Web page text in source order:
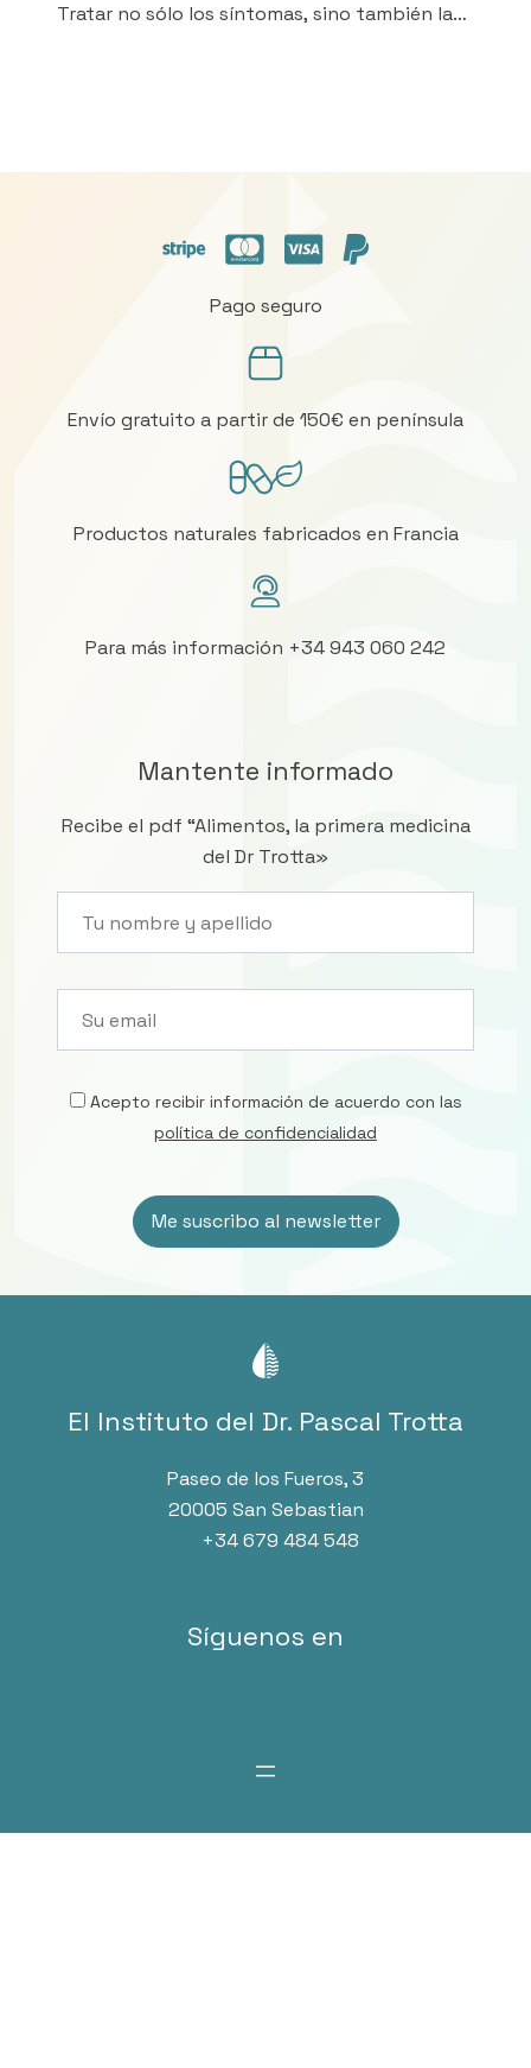
Tratar no sólo los síntomas, sino también las
Pago seguro
Envío gratuito a partir de 150€ en península
Productos naturales fabricados en Francia
Para más información +34 943 060 242
Mantente informado
Recibe el pdf “Alimentos, la primera medicina
del Dr Trotta»
Acepto recibir información de acuerdo con las
política de confidencialidad
El Instituto del Dr. Pascal Trotta
Paseo de los Fueros, 3
20005 San Sebastian
+34 679 484 548
Síguenos en